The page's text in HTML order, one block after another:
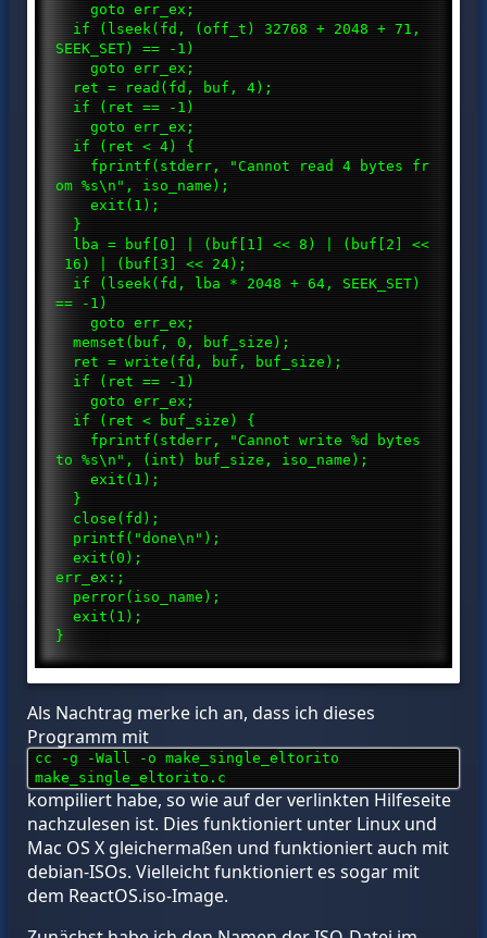
goto err_ex;
if (lseek(fd, (off_t) 32768 + 2048 + 71,
SEEK_SET) == -1)
goto err_ex;
ret = read(fd, buf, 4);
if (ret == -1)
goto err_ex;
if (ret < 4) {
fprintf(stderr, "Cannot read 4 bytes fr
om %s\n", iso_name);
exit(1);
}
lba = buf[0] | (buf[1] << 8) | (buf[2] <<
16) | (buf[3] << 24);
if (lseek(fd, lba * 2048 + 64, SEEK_SET)
== -1)
goto err_ex;
memset(buf, 0, buf_size);
ret = write(fd, buf, buf_size);
if (ret == -1)
goto err_ex;
if (ret < buf_size) {
fprintf(stderr, "Cannot write %d bytes
to %s\n", (int) buf_size, iso_name);
exit(1);
}
close(fd);
printf("done\n");
exit(0);
err_ex:;
perror(iso_name);
exit(1);
}
Als Nachtrag merke ich an, dass ich dieses
Programm mit
cc -g -Wall -o make_single_eltorito
make_single_eltorito.c
kompiliert habe, so wie auf der verlinkten Hilfeseite
nachzulesen ist. Dies funktioniert unter Linux und
Mac OS X gleichermaßen und funktioniert auch mit
debian-ISOs. Vielleicht funktioniert es sogar mit
dem ReactOS.iso-Image.